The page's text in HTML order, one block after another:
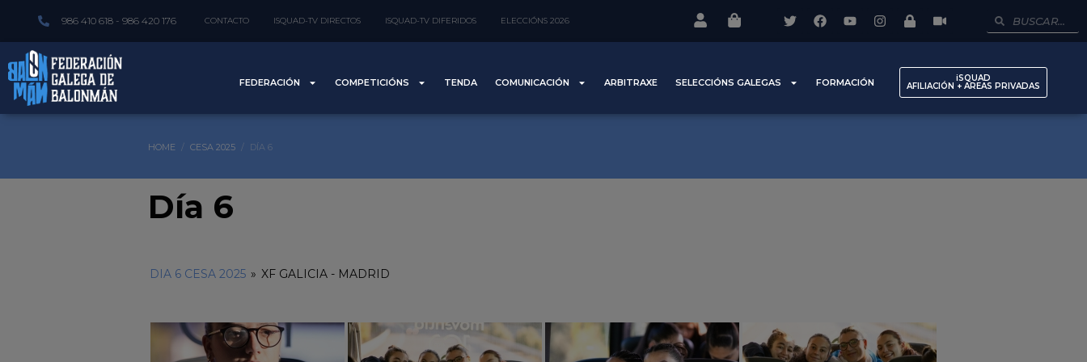
986 410 618 - 986 420 176 CONTACTO ISQUAD-TV DIRECTOS ISQUAD-TV DIFERIDOS ELECCIÓNS 2026
FEDERACIÓN COMPETICIÓNS TENDA COMUNICACIÓN ARBITRAXE SELECCIÓNS GALEGAS FORMACIÓN iSQUAD
AFILIACIÓN + AREAS PRIVADAS
HOME CESA 2025 DÍA 6
Día 6
DIA 6 CESA 2025 » XF GALICIA - MADRID